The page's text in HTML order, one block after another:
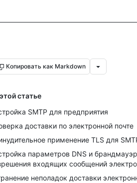
Копировать как Markdown
статье
SMTP для предприятия
доставки по электронной почте
применение TLS для
параметров DNS и
входящих сообщений
неполадок доставки